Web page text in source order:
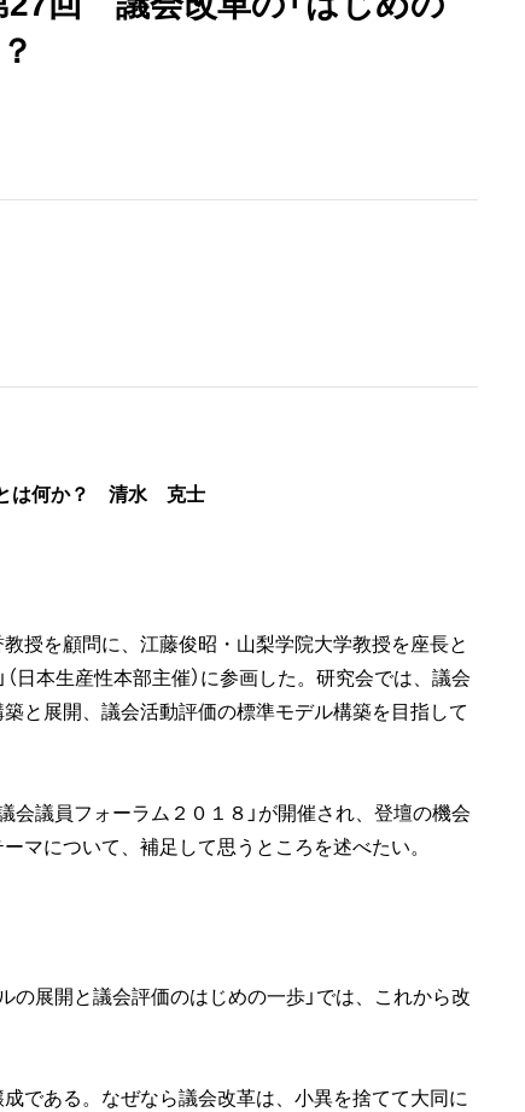
とは何か？ 清水 克士
授を顧問に、江藤俊昭・山梨学院大学教授を座長と
日本生産性本部主催）に参画した。研究会では、議会
と展開、議会活動評価の標準モデル構築を目指して
議員フォーラム２０１８」が開催され、登壇の機会
マについて、補足して思うところを述べたい。
展開と議会評価のはじめの一歩」では、これから改
である。なぜなら議会改革は、小異を捨てて大同に